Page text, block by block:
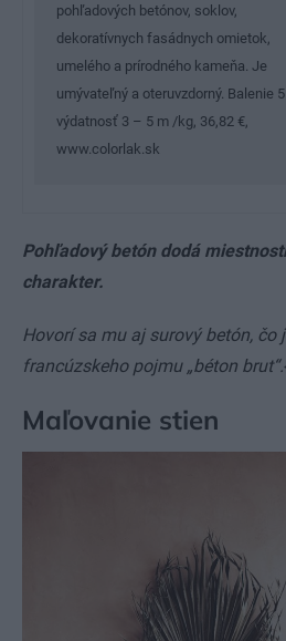
pohľadových betónov, soklov,
dekoratívnych fasádnych omietok,
umelého a prírodného kameňa. Je
umývateľný a oteruvzdorný. Balenie 5
výdatnosť 3 – 5 m /kg, 36,82 €,
www.colorlak.sk
Pohľadový betón dodá
charakter.
Hovorí sa mu aj surový betón, čo
francúzskeho pojmu „béton brut“.
Maľovanie stien